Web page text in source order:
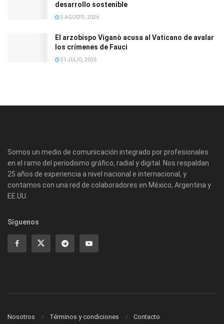
desarrollo sostenible
3 AGOSTO, 2026
El arzobispo Viganò acusa al Vaticano de avalar
los crímenes de Fauci
31 JULIO, 2026
Somos un medio de comunicación integrado por profesionales
en el ramo del periodismo gráfico, radial y digital. Nos respaldan
25 años de experiencia a nivel nacional e internacional, y
contamos con una red de colaboradores en México, Argentina y
EE.UU.
Síguenos
Nosotros Términos y condiciones Contacto